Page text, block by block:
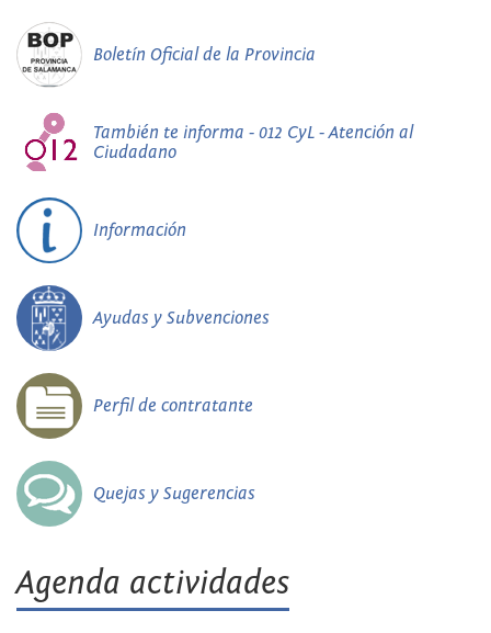
Boletín Oficial de la Provincia
También te informa - 012 CyL - Atención al
Ciudadano
Información
Ayudas y Subvenciones
Perfil de contratante
Quejas y Sugerencias
Agenda actividades